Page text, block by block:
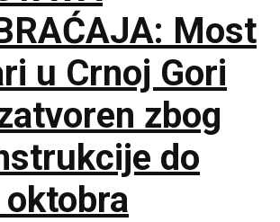
Most
u Crnoj Gori
zbog
do